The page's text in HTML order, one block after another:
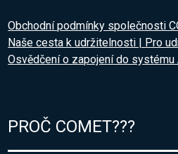
Obchodní podmínky společnosti
Naše cesta k udržitelnosti | Pro
Osvědčení o zapojení do systému
PROČ COMET???